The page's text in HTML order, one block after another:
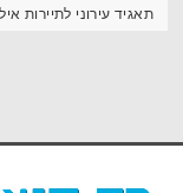
תאגיד עירוני לתיירות